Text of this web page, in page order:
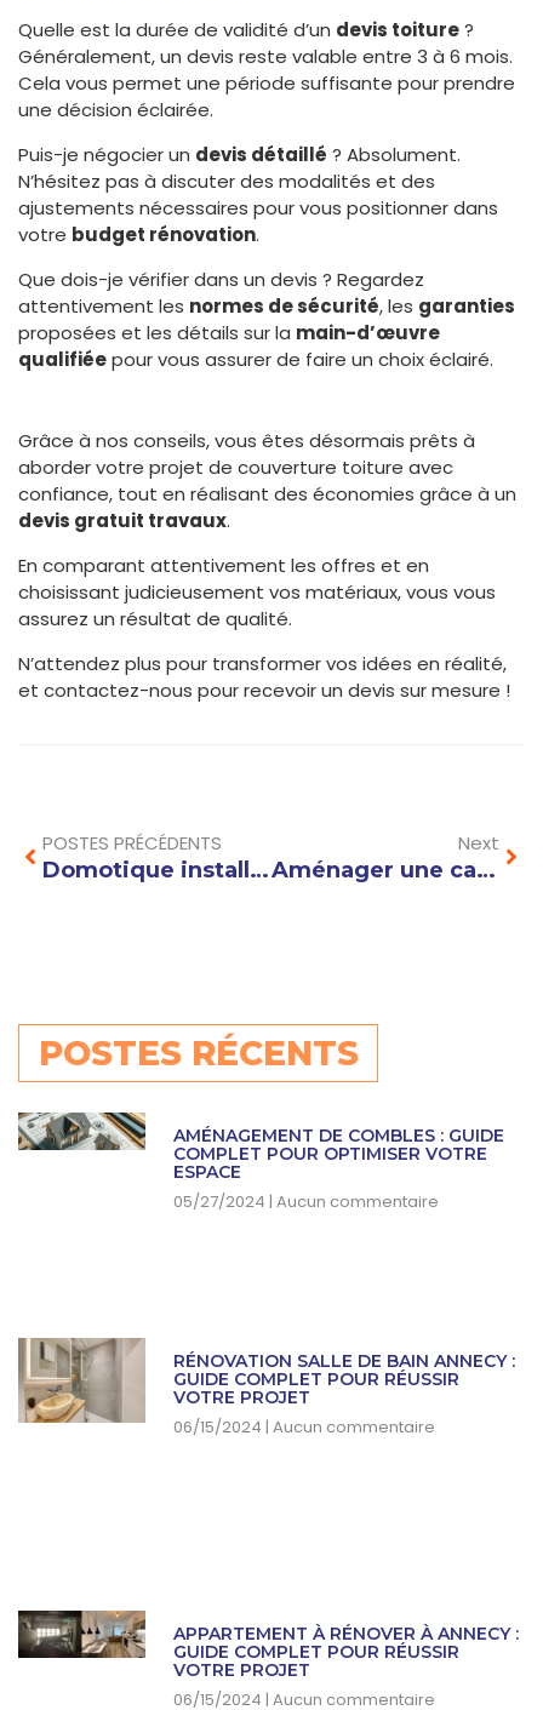
Quelle est la durée de validité d’un devis toiture?
Généralement, un devis reste valable entre 3 à 6 mois.
Cela vous permet une période suffisante pour prendre
une décision éclairée.
Puis-je négocier un devis détaillé ? Absolument.
N’hésitez pas à discuter des modalités et des
ajustements nécessaires pour vous positionner dans
votre budget rénovation.
Que dois-je vérifier dans un devis ? Regardez
attentivement les normes de sécurité, les garanties
proposées et les détails sur la main-d’œuvre
qualifiéepour vous assurer de faire un choix éclairé.
Grâce à nos conseils, vous êtes désormais prêts à
aborder votre projet de couverture toiture avec
confiance, tout en réalisant des économies grâce à un
devis gratuit travaux.
En comparant attentivement les offres et en
choisissant judicieusement vos matériaux, vous vous
assurez un résultat de qualité.
N’attendez plus pour transformer vos idées en réalité,
et contactez-nous pour recevoir un devis sur mesure !
POSTES PRÉCÉDENTS
Domotique installation : guide complet pour une maison intelligente et connectée
Next
Aménager une cave en buanderie : conseils et astuces pour une pièce fonctionnelle et bien organisée
POSTES RÉCENTS
AMÉNAGEMENT DE COMBLES : GUIDE
COMPLET POUR OPTIMISER VOTRE
ESPACE
05/27/2024 Aucun commentaire
RÉNOVATION SALLE DE BAIN ANNECY :
GUIDE COMPLET POUR RÉUSSIR
VOTRE PROJET
06/15/2024 Aucun commentaire
APPARTEMENT À RÉNOVER À ANNECY :
GUIDE COMPLET POUR RÉUSSIR
VOTRE PROJET
06/15/2024 Aucun commentaire